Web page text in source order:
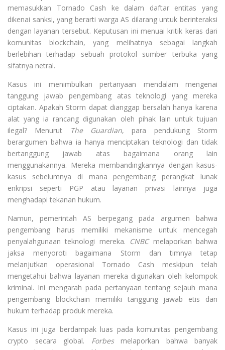
memasukkan Tornado Cash ke dalam daftar entitas yang
dikenai sanksi, yang berarti warga AS dilarang untuk berinteraksi
dengan layanan tersebut. Keputusan ini menuai kritik keras dari
komunitas blockchain, yang melihatnya sebagai langkah
berlebihan terhadap sebuah protokol sumber terbuka yang
sifatnya netral.
Kasus ini menimbulkan pertanyaan mendalam mengenai
tanggung jawab pengembang atas teknologi yang mereka
ciptakan. Apakah Storm dapat dianggap bersalah hanya karena
alat yang ia rancang digunakan oleh pihak lain untuk tujuan
ilegal? Menurut
The Guardian, para pendukung Storm
berargumen bahwa ia hanya menciptakan teknologi dan tidak
bertanggung jawab atas bagaimana orang lain
menggunakannya. Mereka membandingkannya dengan kasus-
kasus sebelumnya di mana pengembang perangkat lunak
enkripsi seperti PGP atau layanan privasi lainnya juga
menghadapi tekanan hukum.
Namun, pemerintah AS berpegang pada argumen bahwa
pengembang harus memiliki mekanisme untuk mencegah
penyalahgunaan teknologi mereka. CNBCmelaporkan bahwa
jaksa menyoroti bagaimana Storm dan timnya tetap
melanjutkan operasional Tornado Cash meskipun telah
mengetahui bahwa layanan mereka digunakan oleh kelompok
kriminal. Ini mengarah pada pertanyaan tentang sejauh mana
pengembang blockchain memiliki tanggung jawab etis dan
hukum terhadap produk mereka.
Kasus ini juga berdampak luas pada komunitas pengembang
crypto secara global. Forbesmelaporkan bahwa banyak